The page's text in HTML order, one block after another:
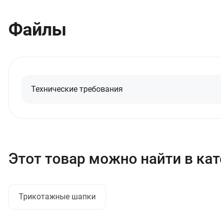
Файлы
Технические требования
Этот товар можно найти в
Трикотажные шапки